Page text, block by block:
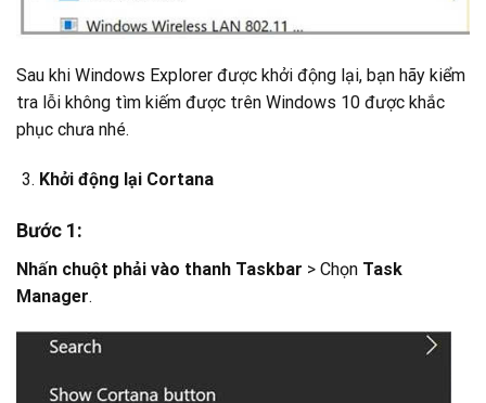
Sau khi Windows Explorer được khởi động lại, bạn hãy kiểm
tra lỗi không tìm kiếm được trên Windows 10 được khắc
phục chưa nhé.
Khởi động lại Cortana
Bước 1:
Nhấn chuột phải vào thanh Taskbar > Chọn Task
Manager.